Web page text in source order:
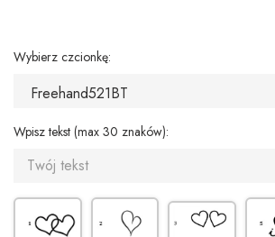
Wybierz czcionkę:
Wpisz tekst (max 30 znaków):